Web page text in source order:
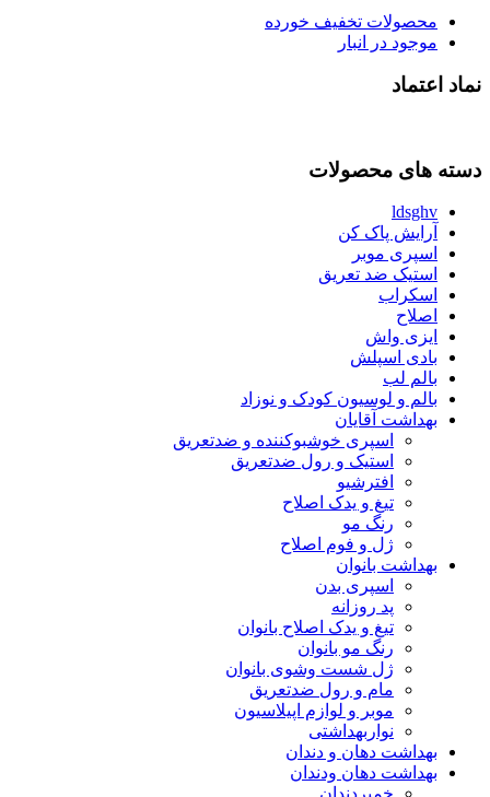
محصولات تخفیف خورده
موجود در انبار
نماد اعتماد
دسته های محصولات
ldsghv
آرایش پاک کن
اسپری موبر
استیک ضد تعریق
اسکراب
اصلاح
ایزی واش
بادی اسپلش
بالم لب
بالم و لوسیون کودک و نوزاد
بهداشت آقایان
اسپری خوشبوکننده و ضدتعریق
استیک و رول ضدتعریق
افترشیو
تیغ و یدک اصلاح
رنگ مو
ژل و فوم اصلاح
بهداشت بانوان
اسپری بدن
پد روزانه
تیغ و یدک اصلاح بانوان
رنگ مو بانوان
ژل شست وشوی بانوان
مام و رول ضدتعریق
موبر و لوازم اپیلاسیون
نواربهداشتی
بهداشت دهان و دندان
بهداشت دهان ودندان